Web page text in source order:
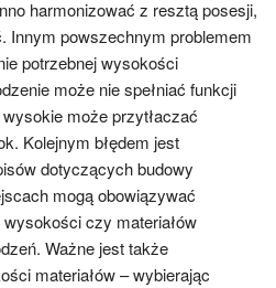
harmonizować z resztą posesji,
Innym powszechnym problemem
potrzebnej wysokości
może nie spełniać funkcji
może przytłaczać
Kolejnym błędem jest
dotyczących budowy
mogą obowiązywać
czy materiałów
Ważne jest także
materiałów – wybierając